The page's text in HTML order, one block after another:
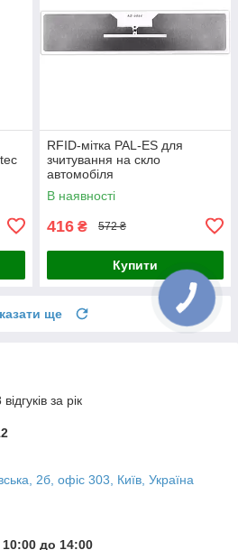
RFID-мітка PAL-ES для
зчитування на скло
автомобіля
В наявності
416 ₴ 572 ₴
Купити
ще
за рік
2б, офіс 303, Київ, Україна
до 14:00